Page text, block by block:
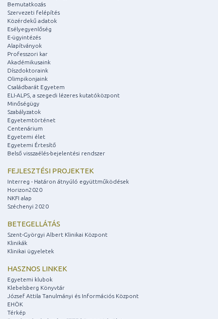
Bemutatkozás
Szervezeti felépítés
Közérdekű adatok
Esélyegyenlőség
E-ügyintézés
Alapítványok
Professzori kar
Akadémikusaink
Díszdoktoraink
Olimpikonjaink
Családbarát Egyetem
ELI-ALPS, a szegedi lézeres kutatóközpont
Minőségügy
Szabályzatok
Egyetemtörténet
Centenárium
Egyetemi élet
Egyetemi Értesítő
Belső visszaélés-bejelentési rendszer
FEJLESZTÉSI PROJEKTEK
Interreg - Határon átnyúló együttműködések
Horizon2020
NKFI alap
Széchenyi 2020
BETEGELLÁTÁS
Szent-Györgyi Albert Klinikai Központ
Klinikák
Klinikai ügyeletek
HASZNOS LINKEK
Egyetemi klubok
Klebelsberg Könyvtár
József Attila Tanulmányi és Információs Központ
EHÖK
Térkép